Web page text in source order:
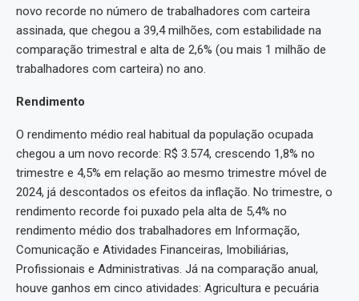
novo recorde no número de trabalhadores com carteira
assinada, que chegou a 39,4 milhões, com estabilidade na
comparação trimestral e alta de 2,6% (ou mais 1 milhão de
trabalhadores com carteira) no ano.
Rendimento
O rendimento médio real habitual da população ocupada
chegou a um novo recorde: R$ 3.574, crescendo 1,8% no
trimestre e 4,5% em relação ao mesmo trimestre móvel de
2024, já descontados os efeitos da inflação. No trimestre, o
rendimento recorde foi puxado pela alta de 5,4% no
rendimento médio dos trabalhadores em Informação,
Comunicação e Atividades Financeiras, Imobiliárias,
Profissionais e Administrativas. Já na comparação anual,
houve ganhos em cinco atividades: Agricultura e pecuária